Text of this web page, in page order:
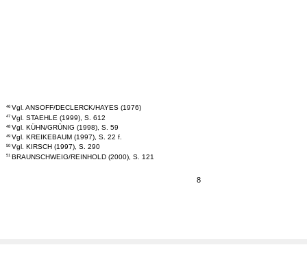
46 Vgl. ANSOFF/DECLERCK/HAYES (1976)
47 Vgl. STAEHLE (1999), S. 612
48 Vgl. KÜHN/GRÜNIG (1998), S. 59
49 Vgl. KREIKEBAUM (1997), S. 22 f.
50 Vgl. KIRSCH (1997), S. 290
51 BRAUNSCHWEIG/REINHOLD (2000), S. 121
8